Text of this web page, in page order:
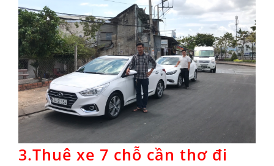
3.Thuê xe 7 chỗ cần thơ đi